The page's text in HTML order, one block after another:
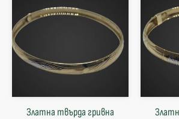
Златна твърда гривнa